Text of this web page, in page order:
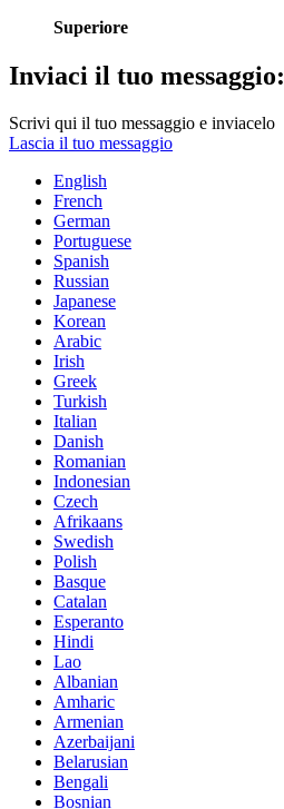
Superiore
Inviaci il tuo messaggio:
Scrivi qui il tuo messaggio e inviacelo
Lascia il tuo messaggio
English
French
German
Portuguese
Spanish
Russian
Japanese
Korean
Arabic
Irish
Greek
Turkish
Italian
Danish
Romanian
Indonesian
Czech
Afrikaans
Swedish
Polish
Basque
Catalan
Esperanto
Hindi
Lao
Albanian
Amharic
Armenian
Azerbaijani
Belarusian
Bengali
Bosnian